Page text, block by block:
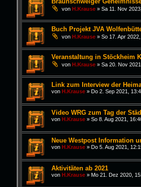
von H.Krause» Sa 11. Nov
Buch Projekt JVA
von H.Krause» So 17. Apr
Veranstaltung in Stöckheim
von H.Krause» Sa 20. Nov
Link zum Interview der
von H.Krause» Do 2. Sep 2021,
Video WRG zum Tag der
von H.Krause» So 8. Aug 2021,
Neue Westpost Information
von H.Krause» Do 5. Aug 2021,
Aktivitäten ab 2021
von H.Krause» Mo 21. Dez 2020,